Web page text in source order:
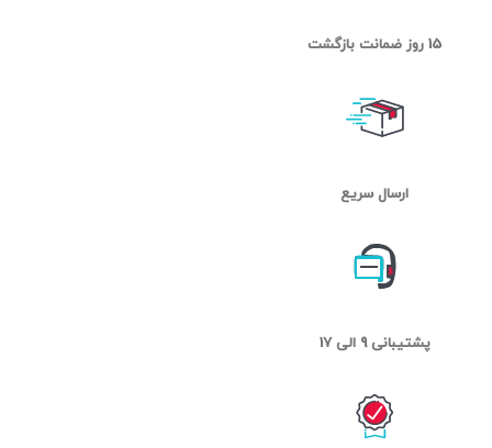
15 روز ضمانت بازگشت
ارسال سریع
پشتیبانی 9 الی 17